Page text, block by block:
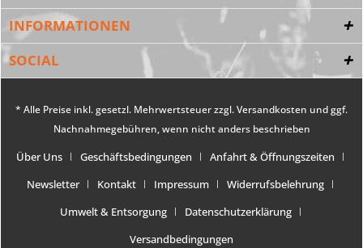
INFORMATIONEN
SOCIAL
* Alle Preise inkl. gesetzl. Mehrwertsteuer zzgl.Versandkosten und ggf.
Nachnahmegebühren, wenn nicht anders beschrieben
Über Uns Geschäftsbedingungen
Anfahrt & Öffnungszeiten
Newsletter
Kontakt Impressum
Widerrufsbelehrung
Umwelt & Entsorgung
Datenschutzerklärung
Versandbedingungen